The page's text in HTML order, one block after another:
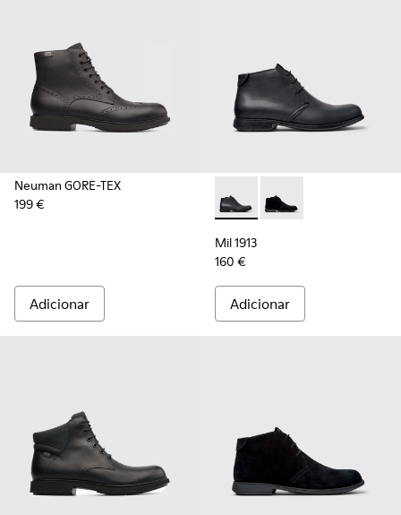
Neuman GORE-TEX
199 €
Adicionar
Mil 1913 - 36587-052 -
Mil 1913 - 36587-
Mil 1913
160 €
Adicionar